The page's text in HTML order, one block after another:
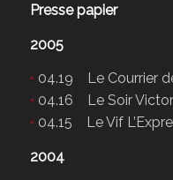
Presse papier
2005
• 04.19 Le Courrier
• 04.16 Le Soir Victor
• 04.15 Le Vif
2004